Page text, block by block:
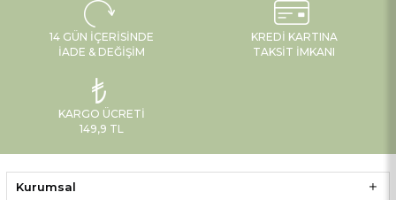
14 GÜN İÇERISINDE
İADE & DEĞIŞIM
KREDI KARTINA
TAKSIT İMKANI
KARGO ÜCRETI
149,9 TL
Kurumsal